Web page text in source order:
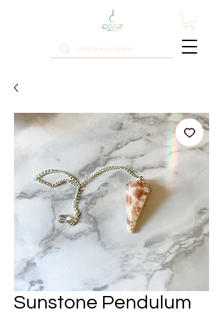
Sunstone Pendulum